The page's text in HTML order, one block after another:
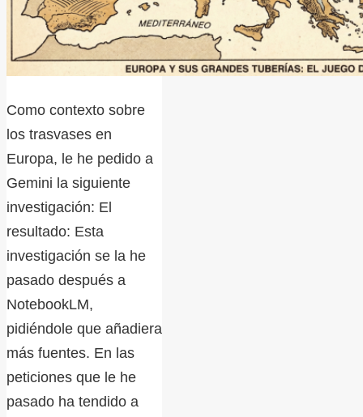
Como contexto sobre
los trasvases en
Europa, le he pedido a
Gemini la siguiente
investigación: El
resultado: Esta
investigación se la he
pasado después a
NotebookLM,
pidiéndole que añadiera
más fuentes. En las
peticiones que le he
pasado ha tendido a